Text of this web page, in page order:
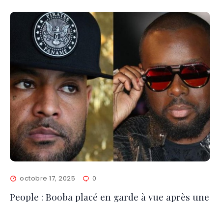
octobre 17, 2025 0
People : Booba placé en garde à vue après une